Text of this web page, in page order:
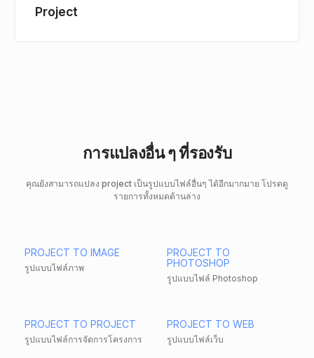
Project
การแปลงอื่น ๆ ที่รองรับ
คุณยังสามารถแปลง project เป็นรูปแบบไฟล์อื่นๆ ได้อีกมากมาย โปรดดู
รายการทั้งหมดด้านล่าง
PROJECT TO IMAGE
รูปแบบไฟล์ภาพ
PROJECT TO
PHOTOSHOP
รูปแบบไฟล์ Photoshop
PROJECT TO PROJECT
รูปแบบไฟล์การจัดการโครงการ
PROJECT TO WEB
รูปแบบไฟล์เว็บ